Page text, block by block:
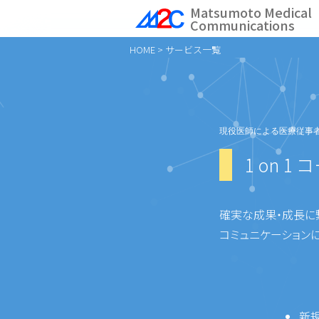
Matsumoto Medical
Communications
HOME > サービス一覧
現役医師による医療従事
1 on 1
確実な成果・成長に
コミュニケーショ